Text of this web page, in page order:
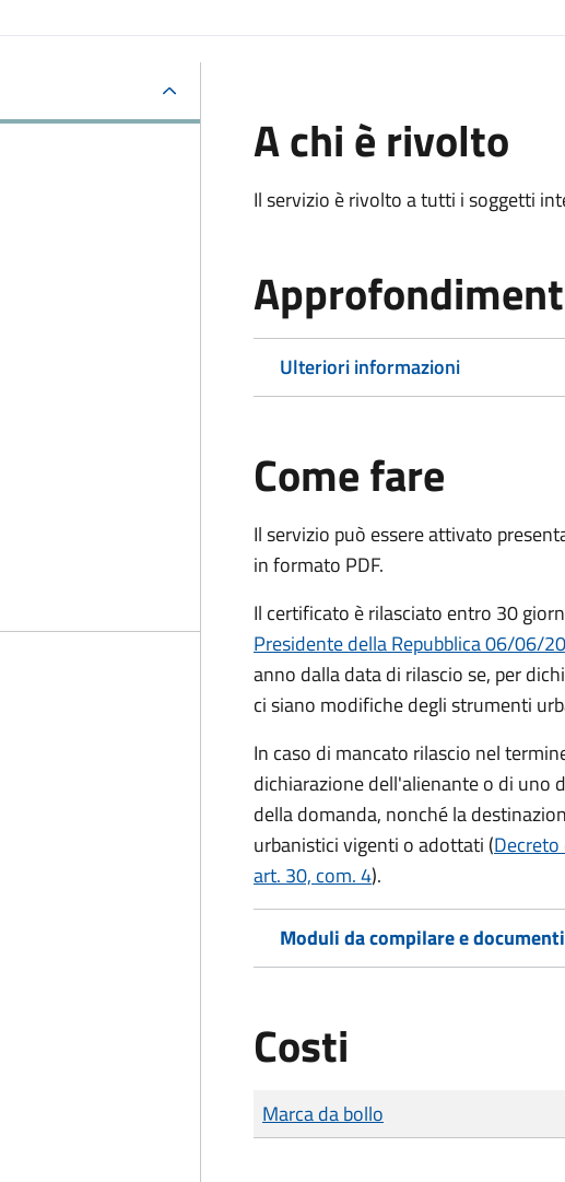
A chi è rivolto
Il servizio è rivolto a tutti i soggetti
Ulteriori informazioni
Come fare
Il servizio può essere attivato
in formato PDF.
Il certificato è rilasciato entro 30
Presidente della Repubblica 06/06/
anno dalla data di rilascio se, per
ci siano modifiche degli strumenti
In caso di mancato rilascio nel
dichiarazione dell'alienante o di uno
della domanda, nonché la
urbanistici vigenti o adottati (
art. 30, com. 4).
Moduli da compilare e
Costi
Tipo di pagamento
Importo
Marca da bollo